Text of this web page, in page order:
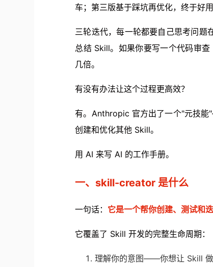
车；第三版基于踩坑再优化，终于好用
三轮迭代，每一轮都要自己思考问题
总结 Skill。如果你要写一个代码审
几倍。
有没有办法让这个过程更高效？
有。Anthropic 官方出了一个"元技
创建和优化其他 Skill。
用 AI 来写 AI 的工作手册。
一、skill-creator 是什么
一句话： 它是一个帮你创建、测试和
它覆盖了 Skill 开发的完整生命周期：
理解你的意图——你想让 Skill